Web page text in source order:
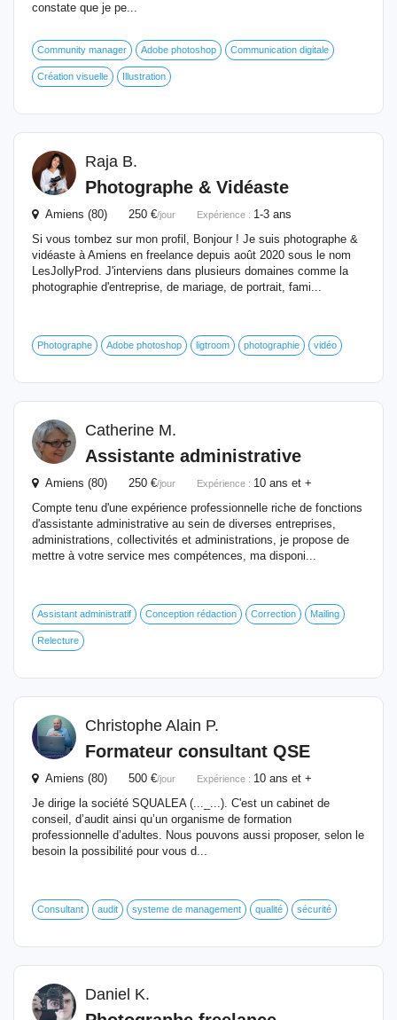
constate que je pe...
Community manager Adobe photoshop Communication digitale
Création visuelle Illustration
Raja B.
Photographe & Vidéaste
Amiens (80) 250 €/jour Expérience : 1-3 ans
Si vous tombez sur mon profil, Bonjour ! Je suis photographe &
vidéaste à Amiens en freelance depuis août 2020 sous le nom
LesJollyProd. J'interviens dans plusieurs domaines comme la
photographie d'entreprise, de mariage, de portrait, fami...
Photographe Adobe photoshop ligtroom photographie vidéo
Catherine M.
Assistante administrative
Amiens (80) 250 €/jour Expérience : 10 ans et +
Compte tenu d'une expérience professionnelle riche de fonctions
d'assistante administrative au sein de diverses entreprises,
administrations, collectivités et administrations, je propose de
mettre à votre service mes compétences, ma disponi...
Assistant administratif Conception rédaction Correction Mailing
Relecture
Christophe Alain P.
Formateur consultant QSE
Amiens (80) 500 €/jour Expérience : 10 ans et +
Je dirige la société SQUALEA (..._...). C'est un cabinet de
conseil, d’audit ainsi qu’un organisme de formation
professionnelle d’adultes. Nous pouvons aussi proposer, selon le
besoin la possibilité pour vous d...
Consultant audit systeme de management qualité sécurité
Daniel K.